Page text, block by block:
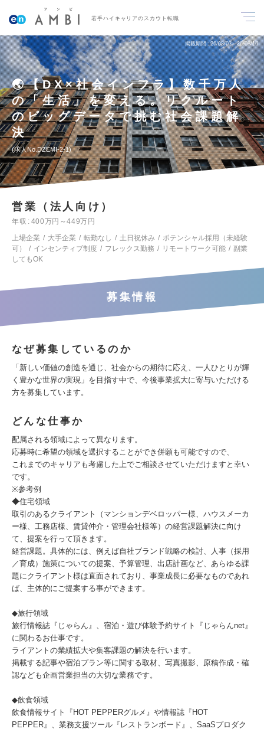
若手ハイキャリアのスカウト転職
掲載期間 26/08/03～26/08/16
🌏【DX×社会インフラ】数千万人
の「生活」を変える。リクルート
のビッグデータで挑む社会課題解
決
求人No.DZEMI-2-1
営業（法人向け）
年収
400万円～449万円
上場企業
大手企業 転勤なし 土日祝休み
ポテンシャル採用（未経験
可）
インセンティブ制度 フレックス勤務 リモートワーク可能
副業
してもOK
募集情報
なぜ募集しているのか
「新しい価値の創造を通じ、社会からの期待に応え、一人ひとりが輝
く豊かな世界の実現」を目指す中で、今後事業拡大に寄与いただける
方を募集しています。
どんな仕事か
配属される領域によって異なります。
応募時に希望の領域を選択することができ併願も可能ですので、
これまでのキャリアも考慮した上でご相談させていただけますと幸い
です。
※参考例
◆住宅領域
取引のあるクライアント（マンションデベロッパー様、ハウスメーカ
ー様、工務店様、賃貸仲介・管理会社様等）の経営課題解決に向け
て、提案を行って頂きます。
経営課題。具体的には、例えば自社ブランド戦略の検討、人事（採用
／育成）施策についての提案、予算管理、出店計画など、あらゆる課
題にクライアント様は直面されており、事業成長に必要なものであれ
ば、主体的にご提案する事ができます。
◆旅行領域
旅行情報誌『じゃらん』、宿泊・遊び体験予約サイト『じゃらんnet』
に関わるお仕事です。
ライアントの業績拡大や集客課題の解決を行います。
掲載する記事や宿泊プラン等に関する取材、写真撮影、原稿作成・確
認なども企画営業担当の大切な業務です。
◆飲食領域
飲食情報サイト『HOT PEPPERグルメ』や情報誌『HOT
PEPPER』、業務支援ツール『レストランボード』、SaaSプロダク